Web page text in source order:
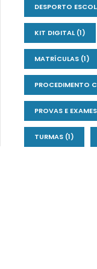
DESPORTO
KIT DIGITAL(1)
MATRÍCULAS(1)
PROCEDIMENTO
PROVAS E
TURMAS(1)